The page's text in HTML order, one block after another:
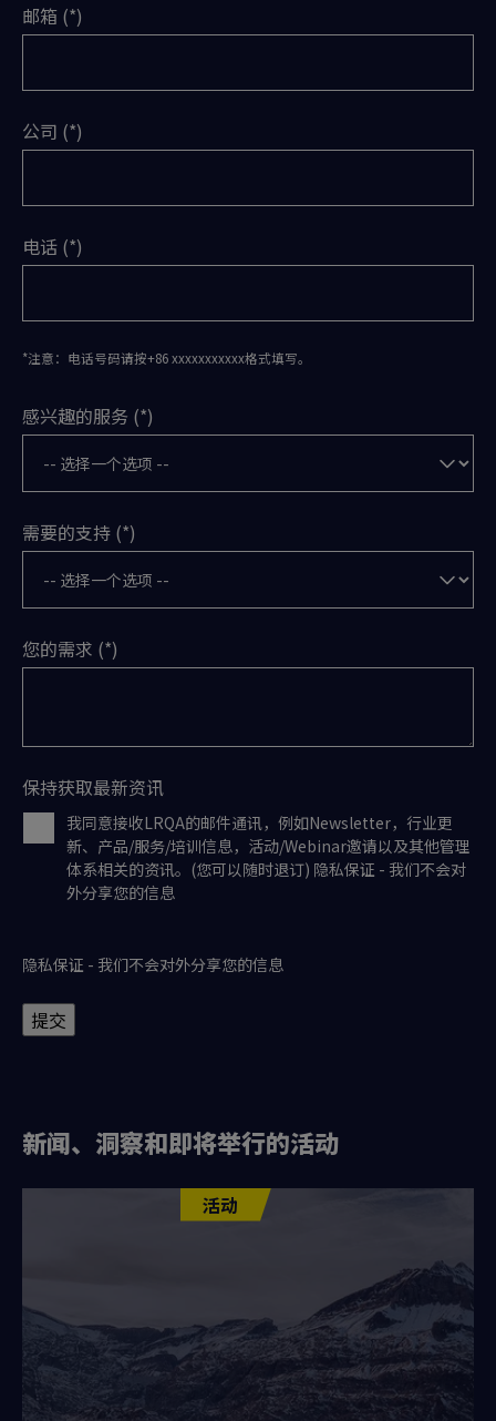
邮箱
公司
电话
*注意：电话号码请按+86 xxxxxxxxxxx格式填写。
感兴趣的服务
需要的支持
您的需求
保持获取最新资讯
我同意接收LRQA的邮件通讯，例如Newsletter，行业更
新、产品/服务/培训信息，活动/Webinar邀请以及其他管理
体系相关的资讯。(您可以随时退订) 隐私保证 - 我们不会对
外分享您的信息
隐私保证 - 我们不会对外分享您的信息
提交
新闻、洞察和即将举行的活动
活动